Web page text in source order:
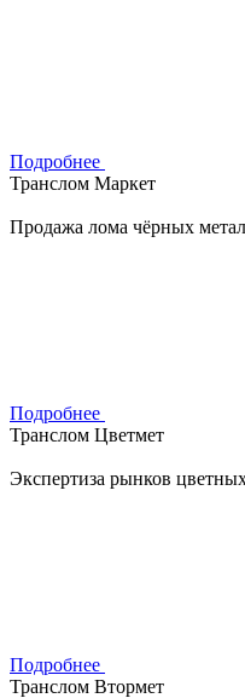
Подробнее
Транслом Маркет
Продажа лома чёрных
Подробнее
Транслом Цветмет
Экспертиза рынков
Подробнее
Транслом Втормет